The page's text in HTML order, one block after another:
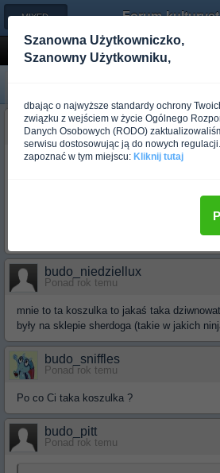
← MIXED-MA
chute boxe koszulki!!!
Poprzedni
budo_akbad
Ponad rok temu
taka nie typowa sprawa
czy ktos z was
[link widoczny dla zalogowanych
budo_niedziellux
Ponad rok temu
mnie to ta koszulka to jakaś taka
były na sklepie sherdoga (takie w jakich
budo_sniffles
Ponad rok temu
Po co Ci taka koszulka ?
budo_pitt
Ponad rok temu
Szanowna Użytkowniczko,
Szanowny Użytkowniku,
dbając o najwyższe standardy ochrony
związku z wejściem w życie Ogólnego
Danych Osobowych (RODO)
serwisu dostosowując ją do nowych
zapoznać w tym miejscu: Kliknij tutaj